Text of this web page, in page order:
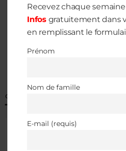
QUALITÉ DE L’AIR À ALBERTVILLE
Recevez chaque
Infos gratuitement dans
en remplissant le
Prénom
Nom de famille
E-mail (requis)